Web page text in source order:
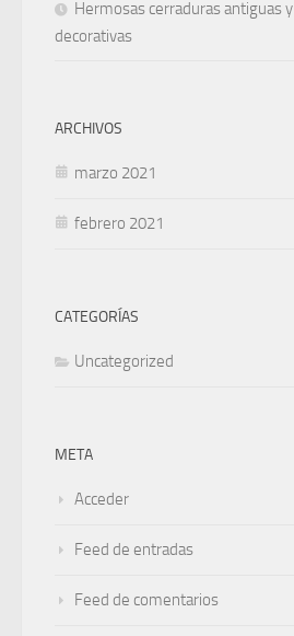
Hermosas cerraduras antiguas y
decorativas
ARCHIVOS
marzo 2021
febrero 2021
CATEGORÍAS
Uncategorized
META
Acceder
Feed de entradas
Feed de comentarios